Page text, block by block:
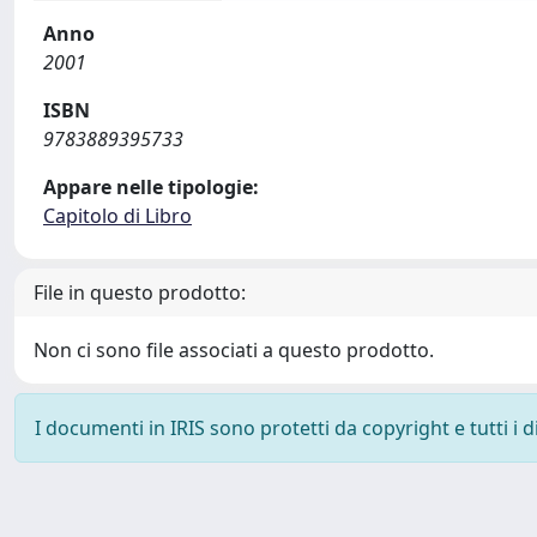
Anno
2001
ISBN
9783889395733
Appare nelle tipologie:
Capitolo di Libro
File in questo prodotto:
Non ci sono file associati a questo prodotto.
I documenti in IRIS sono protetti da copyright e tutti i